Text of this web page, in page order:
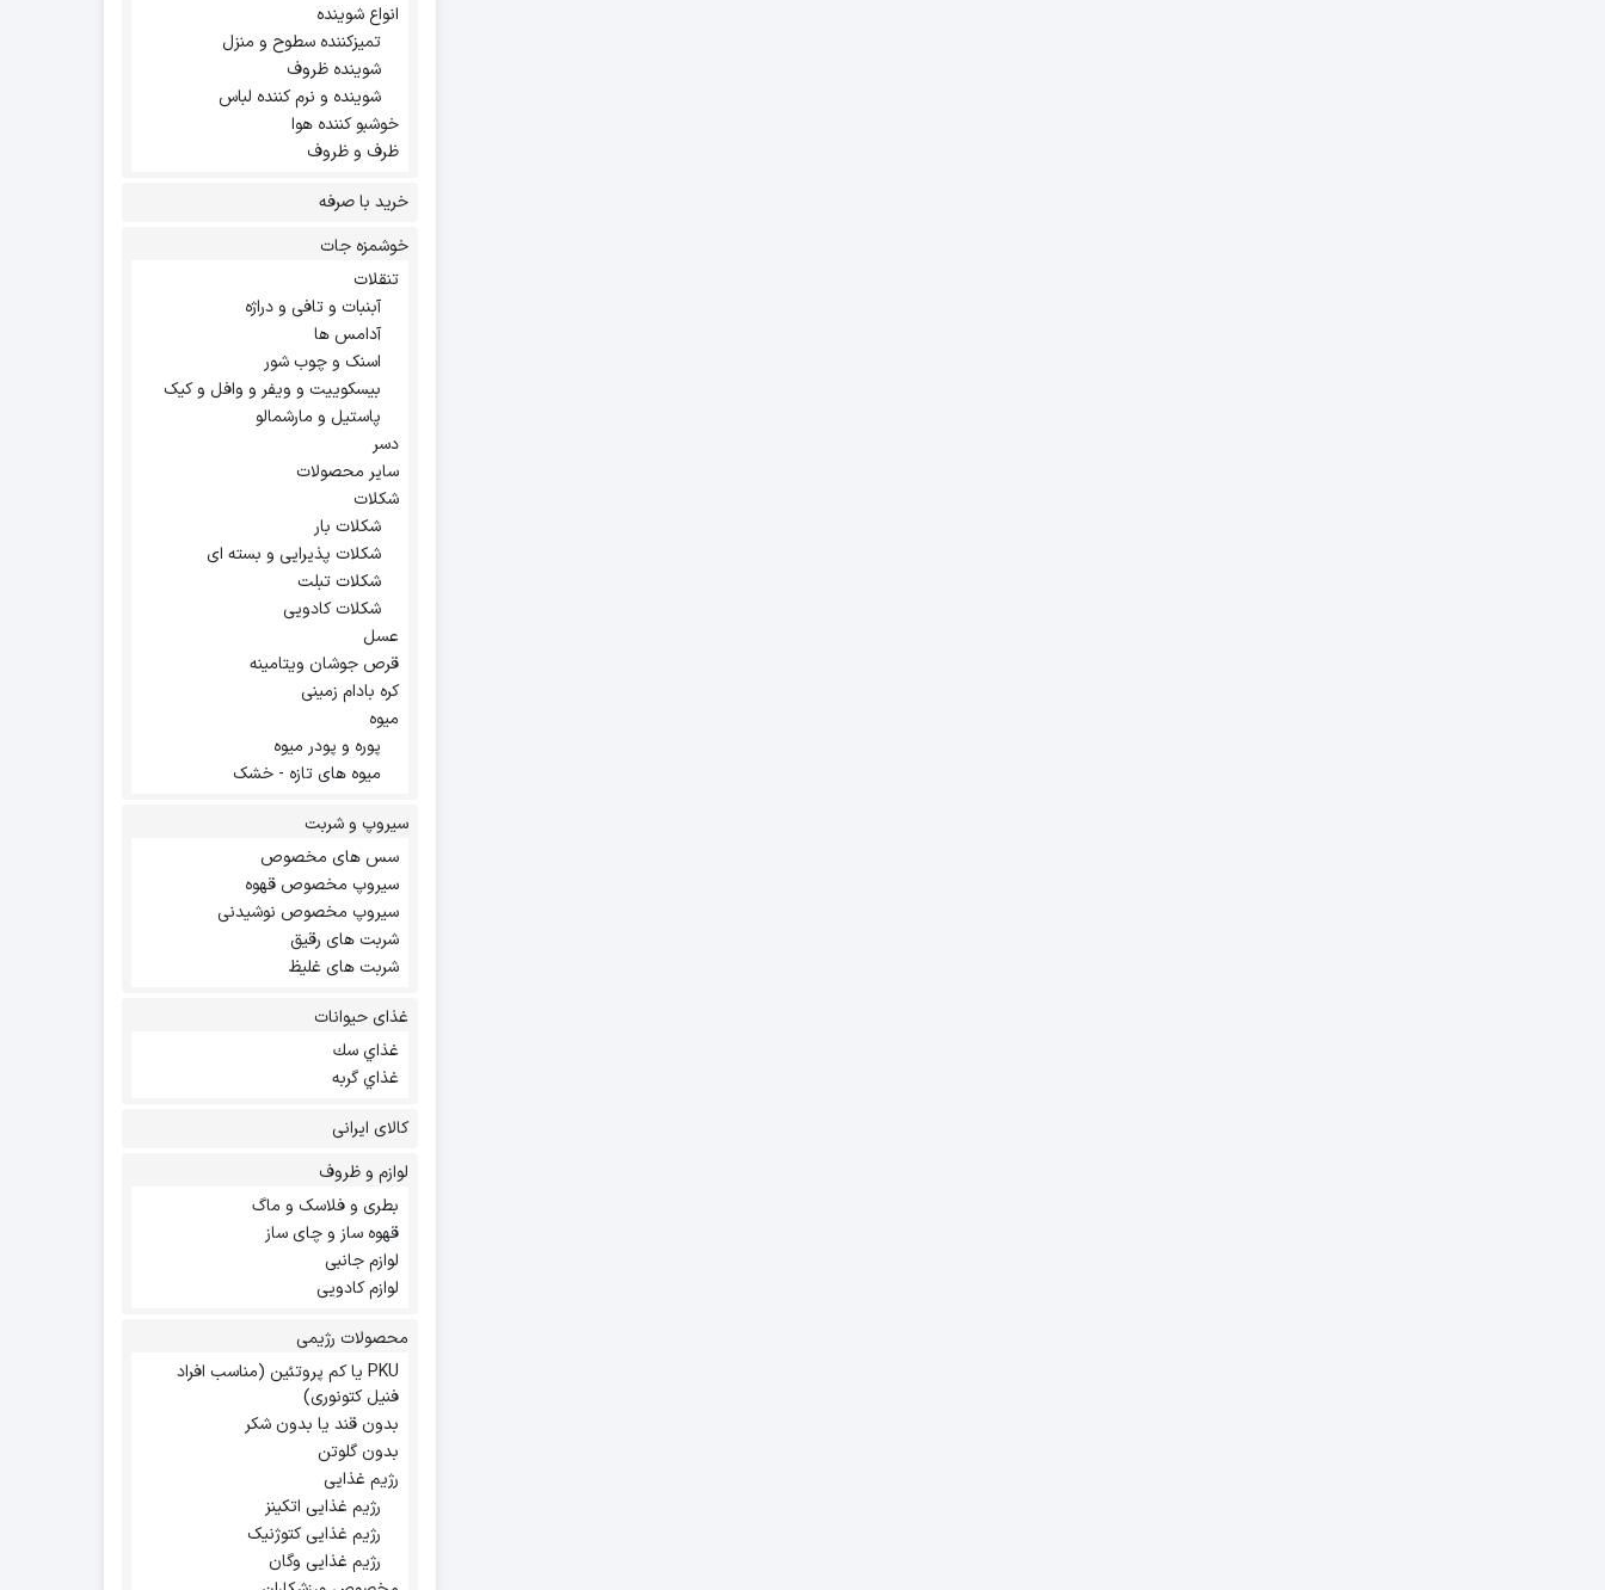
انواع شوینده
تمیزکننده سطوح و منزل
شوینده ظروف
شوینده و نرم کننده لباس
خوشبو کننده هوا
ظرف و ظروف
خرید با صرفه
خوشمزه جات
تنقلات
آبنبات و تافی و دراژه
آدامس ها
اسنک و چوب شور
بیسکوییت و ویفر و وافل و کیک
پاستیل و مارشمالو
دسر
سایر محصولات
شکلات
شکلات بار
شکلات پذیرایی و بسته ای
شکلات تبلت
شکلات کادویی
عسل
قرص جوشان ویتامینه
کره بادام زمینی
میوه
پوره و پودر میوه
میوه های تازه - خشک
سیروپ و شربت
سس های مخصوص
سیروپ مخصوص قهوه
سیروپ مخصوص نوشیدنی
شربت های رقیق
شربت های غلیظ
غذای حیوانات
غذاي سك
غذاي گربه
کالای ایرانی
لوازم و ظروف
بطری و فلاسک و ماگ
قهوه ساز و چای ساز
لوازم جانبی
لوازم کادویی
محصولات رژیمی
PKU یا کم پروتئین (مناسب افراد
فنیل کتونوری)
بدون قند یا بدون شکر
بدون گلوتن
رژیم غذایی
رژیم غذایی اتکینز
رژیم غذایی کتوژنیک
رژیم غذایی وگان